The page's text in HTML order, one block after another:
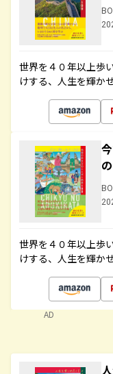
世界を４０年以上歩
けする、人生を輝か
世界を４０年以上歩
けする、人生を輝か
AD